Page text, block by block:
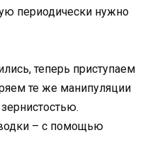
периодически нужно
теперь приступаем
те же манипуляции
– с помощью